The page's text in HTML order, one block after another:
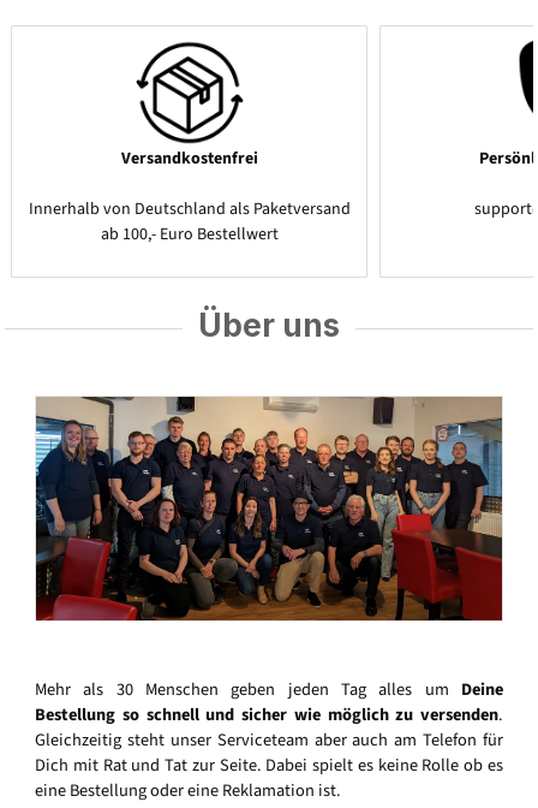
Versandkostenfrei
Innerhalb von Deutschland als Paketversand
ab 100,- Euro Bestellwert
Über uns
Mehr als 30 Menschen geben jeden Tag alles um Deine
Bestellung so schnell und sicher wie möglich zu versenden.
Gleichzeitig steht unser Serviceteam aber auch am Telefon für
Dich mit Rat und Tat zur Seite. Dabei spielt es keine Rolle ob es
eine Bestellung oder eine Reklamation ist.